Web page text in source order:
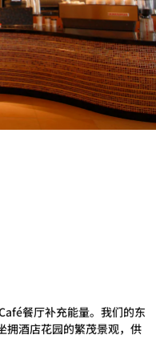
餐厅补充能量。我们的东
拥酒店花园的繁茂景观，供